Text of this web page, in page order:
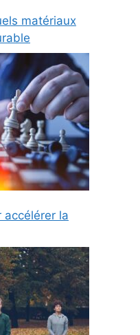
matériaux
accélérer la